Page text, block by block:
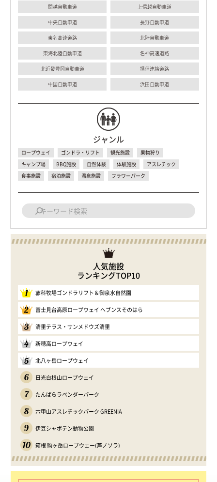
関越自動車道 上信越自動車道
中央自動車道 長野自動車道
東名高速道路 北陸自動車道
東海北陸自動車道 名神高速道路
北近畿豊岡自動車道 播但連絡道路
中国自動車道 浜田自動車道
ジャンル
ロープウェイ ゴンドラ・リフト 観光施設
果物狩り
キャンプ場
BBQ施設 自然体験 体験施設
アスレチック
食事施設
宿泊施設 温泉施設 フラワーパーク
人気施設
ランキングTOP10
1 蓼科牧場ゴンドラリフト＆御泉水自然園
2 富士見台高原ロープウェイ ヘブンスそのはら
3 清里テラス・サンメドウズ清里
4 新穂高ロープウェイ
5 北八ヶ岳ロープウェイ
6 日光白根山ロープウェイ
7 たんばらラベンダーパーク
8 六甲山アスレチックパーク GREENIA
9 伊豆シャボテン動物公園
10 箱根 駒ヶ岳ロープウェー(芦ノソラ)